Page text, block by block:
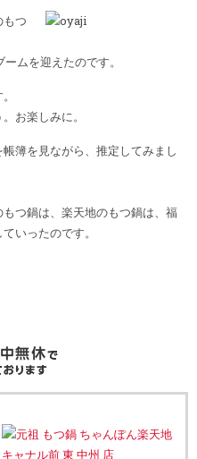
つ
ムを迎えたのです。
お楽しみに。
簿を見ながら、推定してみまし
つ鍋は、楽天地のもつ鍋は、福
いったのです。